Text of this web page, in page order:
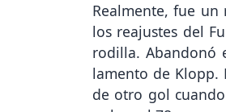
Realmente, fue
los reajustes del
rodilla. Abandonó
lamento de Klopp.
de otro gol